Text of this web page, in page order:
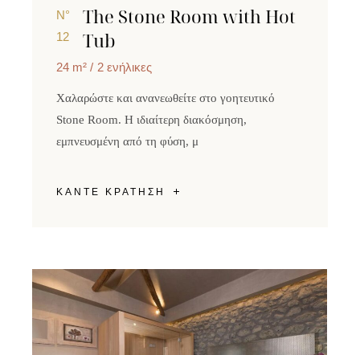
N°
12
The Stone Room with Hot
Tub
24 m² 2 ενήλικες
Χαλαρώστε και ανανεωθείτε στο γοητευτικό
Stone Room. Η ιδιαίτερη διακόσμηση,
εμπνευσμένη από τη φύση, μ
ΚΑΝΤΕ ΚΡΑΤΗΣΗ